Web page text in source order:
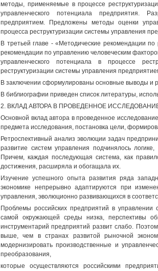
методы, применяемые в процессе
управленческого потенциала предприятия.
предприятием. Предложены методы оценки
процесса реструктуризации системы управления
В третьей главе - «Методические рекомендации
рекомендации по управлению человеческим
управленческого потенциала в процессе
реструктуризации системы управления
В заключении сформулированы основные выводы и
В библиографии приведен список литературы,
2. ВКЛАД АВТОРА В ПРОВЕДЕННОЕ
Основной вклад автора в проведенное
предмета исследования, постановка цели,
Ретроспективный анализ эволюции задач
развитие систем управления подчинялось
Причем, каждая последующая система, как
достижения, расширяла и обогащала их.
Изучение успешного опыта развития ряда
экономике непрерывно адаптируются при
управления, эволюционно развивающихся в
Проблемы российских предприятий в управлении
самой окружающей среды низка, перспективы
инструментарий предприятий развит слабо.
выше, чем в странах развитой рыночной
модернизировать производственные и
преобразования,
которые осуществляются российскими